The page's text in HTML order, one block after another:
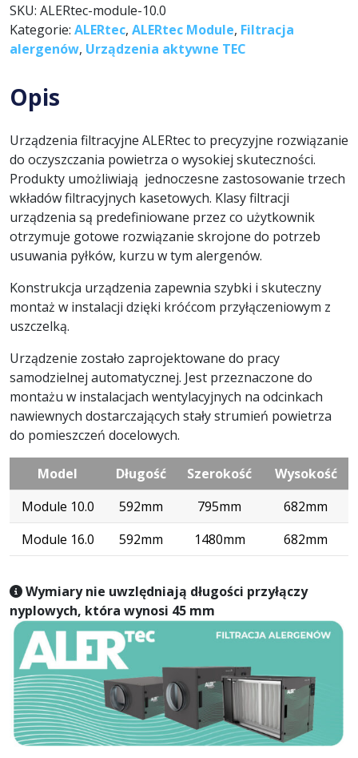
SKU: ALERtec-module-10.0
Kategorie: ALERtec, ALERtec Module, Filtracja
alergenów, Urządzenia aktywne TEC
Opis
Urządzenia filtracyjne ALERtec to precyzyjne rozwiązanie
do oczyszczania powietrza o wysokiej skuteczności.
Produkty umożliwiają jednoczesne zastosowanie trzech
wkładów filtracyjnych kasetowych. Klasy filtracji
urządzenia są predefiniowane przez co użytkownik
otrzymuje gotowe rozwiązanie skrojone do potrzeb
usuwania pyłków, kurzu w tym alergenów.
Konstrukcja urządzenia zapewnia szybki i skuteczny
montaż w instalacji dzięki króćcom przyłączeniowym z
uszczelką.
Urządzenie zostało zaprojektowane do pracy
samodzielnej automatycznej. Jest przeznaczone do
montażu w instalacjach wentylacyjnych na odcinkach
nawiewnych dostarczających stały strumień powietrza
do pomieszczeń docelowych.
Model Długość Szerokość
Wysokość
Module 10.0
592mm 795mm
682mm
Module 16.0
592mm 1480mm 682mm
Wymiary nie uwzlędniają długości przyłączy
nyplowych, która wynosi 45 mm